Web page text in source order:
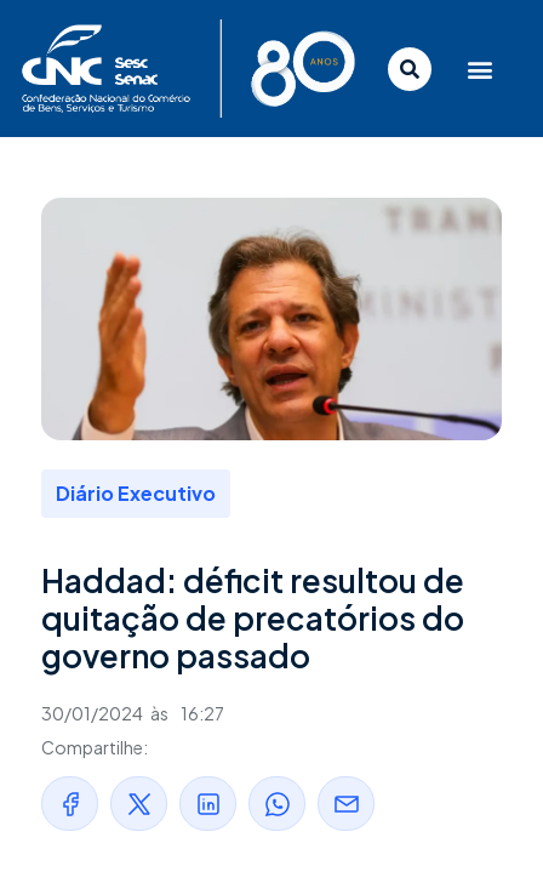
conteúdo
Diário Executivo
Haddad: déficit resultou de
quitação de precatórios do
governo passado
30/01/2024 às
16:27
Compartilhe: